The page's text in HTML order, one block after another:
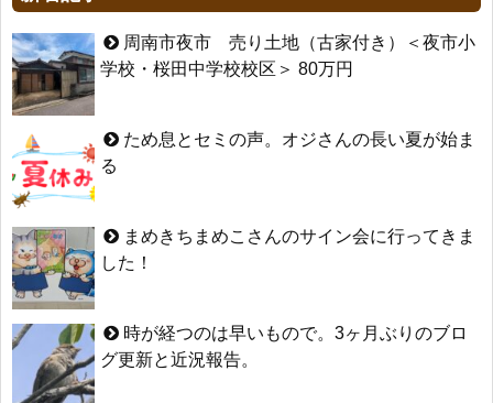
周南市夜市 売り土地（古家付き）＜夜市小
学校・桜田中学校校区＞ 80万円
ため息とセミの声。オジさんの長い夏が始ま
る
まめきちまめこさんのサイン会に行ってきま
した！
時が経つのは早いもので。3ヶ月ぶりのブロ
グ更新と近況報告。